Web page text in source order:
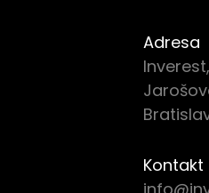
Adresa
Kontakt